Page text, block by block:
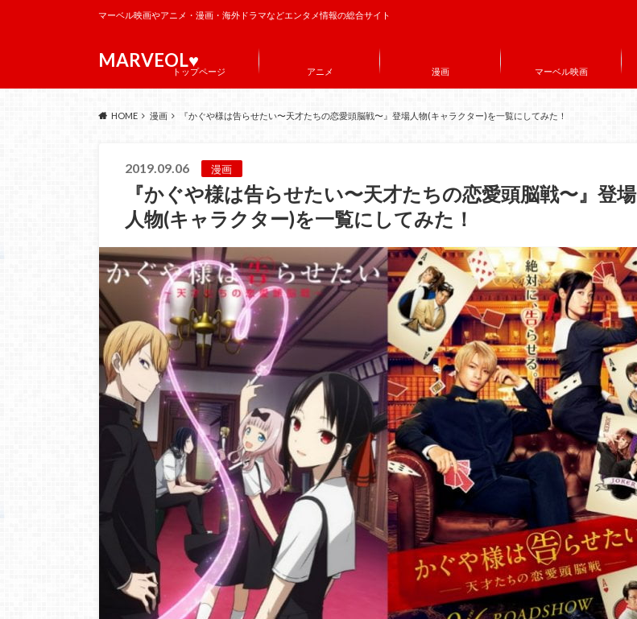
MARVEOL♥️
マーベル映画やアニメ・漫画・海外ドラマなどエンタメ情報の総合サイト
トップページ アニメ 漫画 マーベル映画
HOME 漫画 『かぐや様は告らせたい〜天才たちの恋愛頭脳戦〜』登場人物(キャラクター)を一覧にしてみた！
2019.09.06 漫画
『かぐや様は告らせたい〜天才たちの恋愛頭脳戦〜』登場
人物(キャラクター)を一覧にしてみた！